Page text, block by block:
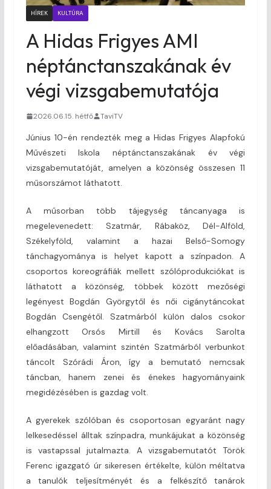
HÍREK KULTÚRA
A Hidas Frigyes AMI
néptánctanszakának év
végi vizsgabemutatója
2026.06.15. hétfő TaviTV
Június 10-én rendezték meg a Hidas Frigyes Alapfokú
Művészeti Iskola néptánctanszakának év végi
vizsgabemutatóját, amelyen a közönség összesen 11
műsorszámot láthatott.
A műsorban több tájegység táncanyaga is
megelevenedett: Szatmár, Rábaköz, Dél-Alföld,
Székelyföld, valamint a hazai Belső-Somogy
tánchagyománya is helyet kapott a színpadon. A
csoportos koreográfiák mellett szólóprodukciókat is
láthatott a közönség, többek között mezőségi
legényest Bogdán Györgytől és női cigánytáncokat
Bogdán Csengétől. Szatmárból külön dalos csokor
elhangzott Orsós Mirtill és Kovács Sarolta
előadásában, valamint szintén Szatmárból verbunkot
táncolt Szórádi Áron, így a bemutató nemcsak
táncban, hanem zenei és énekes hagyományaink
megidézésében is gazdag volt.
A gyerekek szólóban és csoportosan egyaránt nagy
lelkesedéssel álltak színpadra, munkájukat a közönség
is vastapssal jutalmazta. A vizsgabemutatót Török
Ferenc igazgató úr sikeresen értékelte, külön méltatva
a tanulók teljesítményét és a felkészítő tanárok